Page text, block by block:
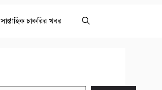
সাপ্তাহিক চাকরির খবর